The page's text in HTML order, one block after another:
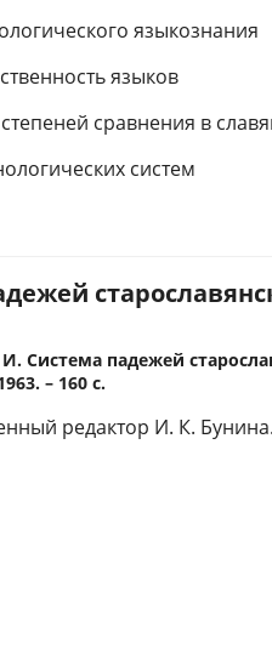
языкознания
языков
сравнения в
систем
Система падежей
– 160 с.
редактор И. К. Бунина.